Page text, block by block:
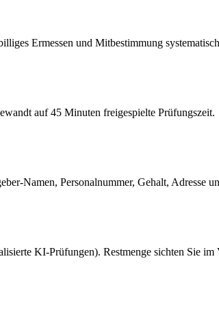
Ermessen und Mitbestimmung
auf 45 Minuten freigespielte Prüfungszeit.
Namen, Personalnummer, Gehalt, Adresse
KI-Prüfungen). Restmenge sichten Sie im